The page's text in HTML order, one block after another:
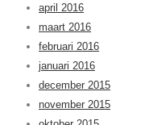
april 2016
maart 2016
februari 2016
januari 2016
december 2015
november 2015